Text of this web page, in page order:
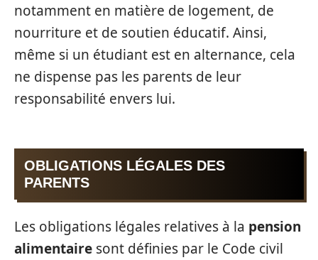
notamment en matière de logement, de
nourriture et de soutien éducatif. Ainsi,
même si un étudiant est en alternance, cela
ne dispense pas les parents de leur
responsabilité envers lui.
OBLIGATIONS LÉGALES DES
PARENTS
Les obligations légales relatives à la pension
alimentaire sont définies par le Code civil